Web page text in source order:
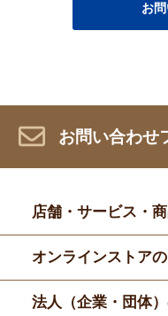
お
お問い合わせ
店舗・サービス・
オンラインストア
法人（企業・団体